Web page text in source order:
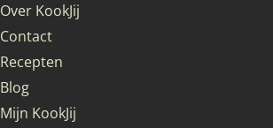
Over KookJij
Contact
Recepten
Blog
Mijn KookJij